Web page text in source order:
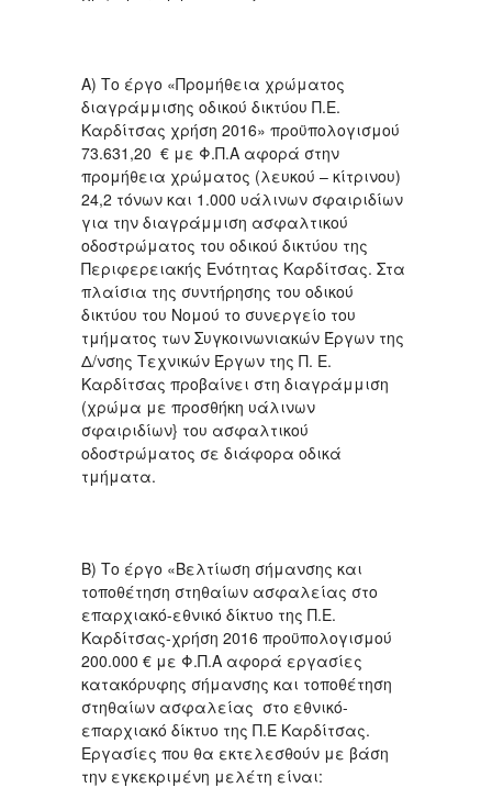
Α) Το έργο «Προμήθεια χρώματος
διαγράμμισης οδικού δικτύου Π.Ε.
Καρδίτσας χρήση 2016» προϋπολογισμού
73.631,20 € με Φ.Π.Α αφορά στην
προμήθεια χρώματος (λευκού – κίτρινου)
24,2 τόνων και 1.000 υάλινων σφαιριδίων
για την διαγράμμιση ασφαλτικού
οδοστρώματος του οδικού δικτύου της
Περιφερειακής Ενότητας Καρδίτσας. Στα
πλαίσια της συντήρησης του οδικού
δικτύου του Νομού το συνεργείο του
τμήματος των Συγκοινωνιακών Έργων της
Δ/νσης Τεχνικών Έργων της Π. Ε.
Καρδίτσας προβαίνει στη διαγράμμιση
(χρώμα με προσθήκη υάλινων
σφαιριδίων} του ασφαλτικού
οδοστρώματος σε διάφορα οδικά
τμήματα.
Β) Το έργο «Βελτίωση σήμανσης και
τοποθέτηση στηθαίων ασφαλείας στο
επαρχιακό-εθνικό δίκτυο της Π.Ε.
Καρδίτσας-χρήση 2016 προϋπολογισμού
200.000 € με Φ.Π.Α αφορά εργασίες
κατακόρυφης σήμανσης και τοποθέτηση
στηθαίων ασφαλείας στο εθνικό-
επαρχιακό δίκτυο της Π.Ε Καρδίτσας.
Εργασίες που θα εκτελεσθούν με βάση
την εγκεκριμένη μελέτη είναι: